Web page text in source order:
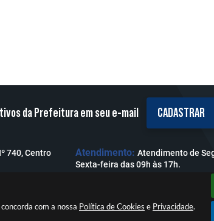
com a nossa Política de Cookies e Privacidade.
da Prefeitura em seu e-mail CADASTRAR
740, Centro
Atendimento: Atendimento de
Sexta-feira das 09h às 17h.